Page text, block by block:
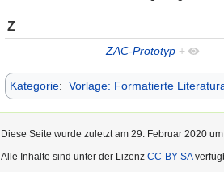
Z
ZAC-Prototyp +
Kategorie: Vorlage: Formatierte
Diese Seite wurde zuletzt am 29. Februar 2020
Alle Inhalte sind unter der Lizenz CC-BY-SA